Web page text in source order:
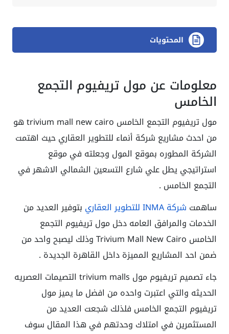
المحتويات
معلومات عن مول تريفيوم التجمع
الخامس
مول تريفيوم التجمع الخامس trivium mall new cairoهو
من احدث مشاريع شركة أنماء للتطوير العقاري حيث اهتمت
الشركة المطوره بموقع المول وجعلته في موقع
استراتيجي يطل علي شارع التسعين الشمالي الاشهر في
التجمع الخامس .
ساهمت شركة INMA للتطوير العقاري
بتوفير العديد من
الخدمات والمرافق العامه دخل مول تريفيوم التجمع
الخامس Trivium Mall New Cairo وذلك ليصبح واحد من
ضمن احد المشاريع المميزة داخل القاهرة الجديدة .
جاء تصميمتريفيوم مول trivium malls
التصيمات العصريه
الحديثه والتي اعتبرت واحده من افضل ما يميز مول
تريفيوم التجمع الخامس فلذلك شجعت العديد من
المستثمرين في امتلاك وحدتهم في هذا المقال سوف